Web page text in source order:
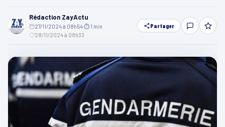
Rédaction ZayActu
27/11/2024 à 08h54⏱ 1 min
28/11/2024 à 08h33
Partager